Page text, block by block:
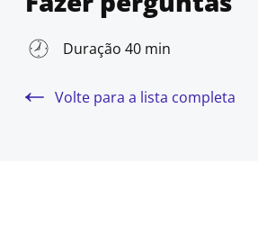
Duração 40 min
Volte para a lista completa